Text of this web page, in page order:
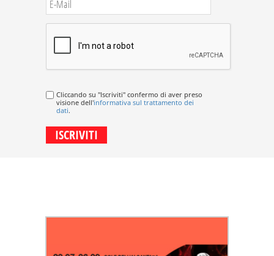
Cliccando su "Iscriviti" confermo di aver preso
visione dell'informativa sul trattamento dei
dati.